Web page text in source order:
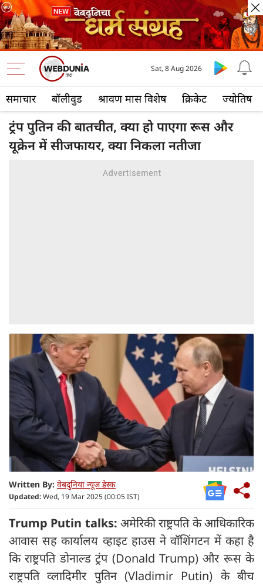
समाचार बॉलीवुड श्रावण मास विशेष क्रिकेट ज्योतिष
Sat, 8 Aug 2026
ट्रंप पुतिन की बातचीत, क्या हो पाएगा रूस और
यूक्रेन में सीजफायर, क्या निकला नतीजा
Written By: वेबदुनिया न्यूज डेस्क
Updated:Wed, 19 Mar 2025 (00:05 IST)
Trump Putin talks: अमेरिकी राष्ट्रपति के आधिकारिक
आवास सह कार्यालय व्हाइट हाउस ने वॉशिंगटन में कहा है
कि राष्ट्रपति डोनाल्ड ट्रंप (Donald Trump) और रूस के
राष्ट्रपति व्लादिमीर पुतिन (Vladimir Putin) के बीच